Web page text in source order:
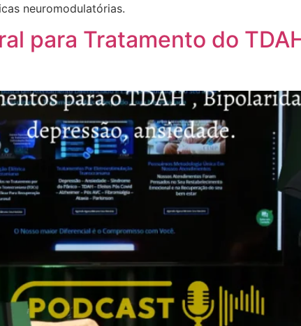
neuromodulatórias.
para Tratamento do